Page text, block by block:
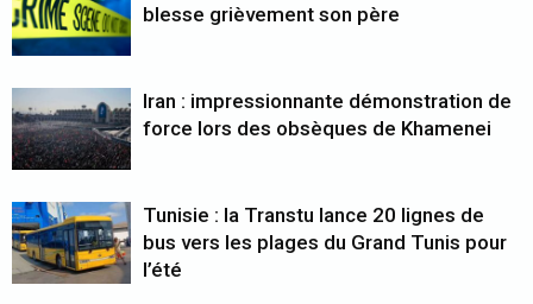
blesse grièvement son père
Iran : impressionnante démonstration de
force lors des obsèques de Khamenei
Tunisie : la Transtu lance 20 lignes de
bus vers les plages du Grand Tunis pour
l’été